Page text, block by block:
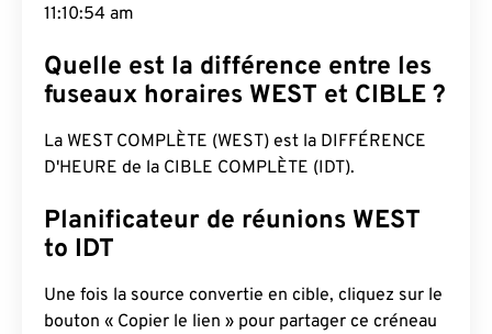
11:10:55 am
Quelle est la différence entre les
fuseaux horaires WEST et CIBLE ?
La WEST COMPLÈTE (WEST) est la DIFFÉRENCE
D'HEURE de la CIBLE COMPLÈTE (IDT).
Planificateur de réunions WEST
to IDT
Une fois la source convertie en cible, cliquez sur le
bouton « Copier le lien » pour partager ce créneau